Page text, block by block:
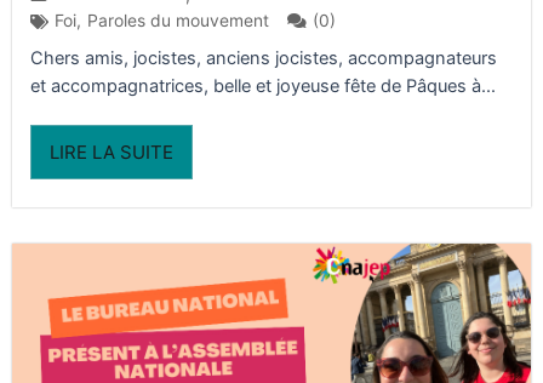
Foi, Paroles du mouvement (0)
Chers amis, jocistes, anciens jocistes, accompagnateurs
et accompagnatrices, belle et joyeuse fête de Pâques à...
LIRE LA SUITE